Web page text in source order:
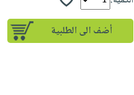
أضف الى الطلبية